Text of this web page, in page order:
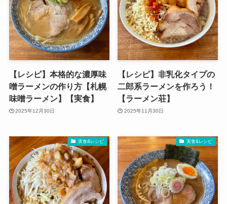
【レシピ】本格的な濃厚味
噌ラーメンの作り方【札幌
味噌ラーメン】【実食】
2025年12月30日
【レシピ】非乳化タイプの
二郎系ラーメンを作ろう！
【ラーメン荘】
2025年11月30日
実食&レシピ 実食&レシピ